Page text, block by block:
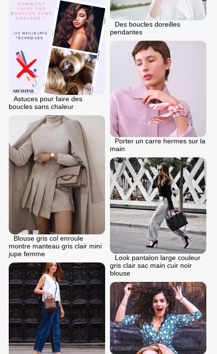
Des boucles doreilles
pendantes
Astuces pour faire des
boucles sans chaleur
Porter un carre hermes sur la
main
Blouse gris col enroule
montre manteau gris clair mini
jupe femme
Look pantalon large couleur
gris clair sac main cuir noir
blouse